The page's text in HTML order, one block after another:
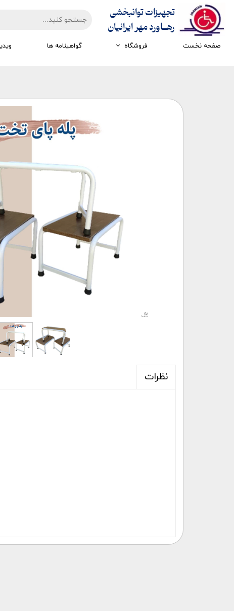
تجهیزات توانبخشی
​​​​​​​رهــاورد مهر ایرانیان
صفحه نخست فروشگاه
تجهیزات کار درمانی
تجهیزات مکانوتراپی
گواهینامه ها
نظرات